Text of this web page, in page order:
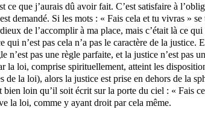
ce que j’aurais dû avoir fait. C’est satisfaire à
demandé. Si les mots : « Fais cela et tu vivras »
de l’accomplir à ma place, mais c’était là ce
n’est pas cela n’a pas le caractère de la
pas une règle parfaite, et la justice n’est pas
la loi, comprise spirituellement, atteint les
la loi), alors la justice est prise en dehors de la
loin qu’il soit écrit sur la porte du ciel : « Fais
la loi, comme y ayant droit par cela même.